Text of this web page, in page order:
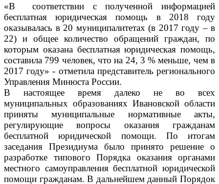
«В соответствии с полученной информацией
бесплатная юридическая помощь в 2018 году
оказывалась в 20 муниципалитетах (в 2017 году – в
22) и общее количество обращений граждан, по
которым оказана бесплатная юридическая помощь,
составила 799 человек, что на 24, 3 % меньше, чем в
2017 году» - отметила представитель регионального
Управления Минюста России.
В настоящее время далеко не во всех
муниципальных образованиях Ивановской области
приняты муниципальные нормативные акты,
регулирующие вопросы оказания гражданам
бесплатной юридической помощи. По итогам
заседания Президиума было принято решение о
разработке типового Порядка оказания органами
местного самоуправления бесплатной юридической
помощи гражданам. В дальнейшем данный Порядок